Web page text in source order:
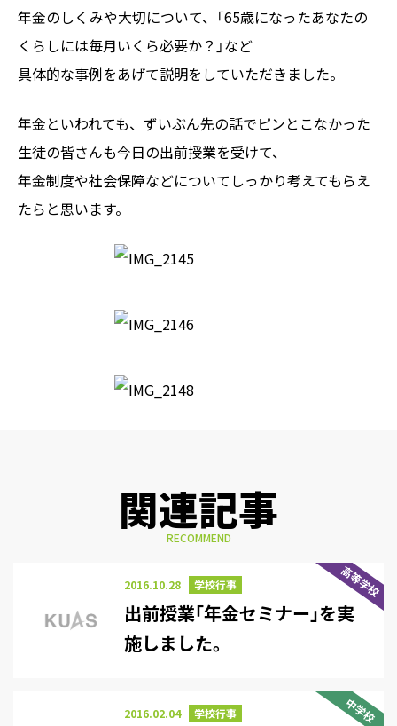
年金のしくみや大切について、「65歳になったあなたの
くらしには毎月いくら必要か？」など
具体的な事例をあげて説明をしていただきました。
年金といわれても、ずいぶん先の話でピンとこなかった
生徒の皆さんも今日の出前授業を受けて、
年金制度や社会保障などについてしっかり考えてもらえ
たらと思います。
関連記事
RECOMMEND
高等学校
2016.10.28 学校行事
出前授業｢年金セミナー｣を実
施しました。
中学校
2016.02.04 学校行事